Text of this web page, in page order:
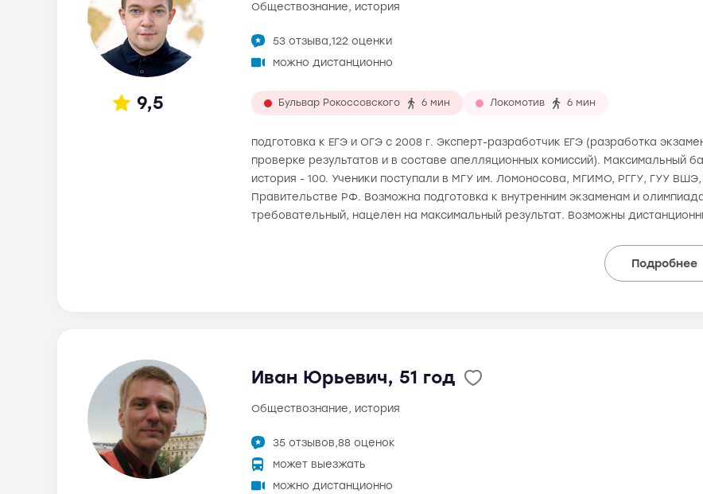
9,5
обществознание, история
53 отзыва,122 оценки
можно дистанционно
Бульвар Рокоссовского 6 мин Локомотив 6 мин
подготовка к ЕГЭ и ОГЭ с 2008 г. Эксперт-разработчик ЕГЭ (разработка
проверке результатов и в составе апелляционных комиссий). Максимальный
история - 100. Ученики поступали в МГУ им. Ломоносова, МГИМО, РГГУ, ГУУ
Правительстве РФ. Возможна подготовка к внутренним экзаменам и
требовательный, нацелен на максимальный результат. Возможны
Подробнее
Иван Юрьевич, 51 год
обществознание, история
35 отзывов,88 оценок
может выезжать
можно дистанционно